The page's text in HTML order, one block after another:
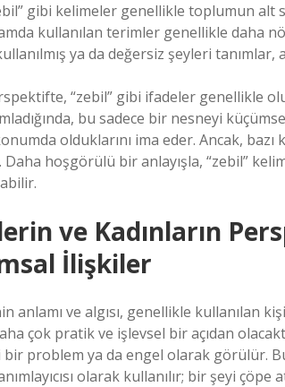
gibi kelimeler genellikle toplumun alt
kullanılan terimler genellikle daha
ya da değersiz şeyleri
“zebil” gibi ifadeler genellikle
bu sadece bir nesneyi
olduklarını ima eder. Ancak,
Daha hoşgörülü bir anlayışla, “zebil”
ve Kadınların
İlişkiler
anlamı ve algısı, genellikle kullanılan
çok pratik ve işlevsel bir açıdan
bir problem ya da engel olarak görülür.
olarak kullanılır; bir şeyi